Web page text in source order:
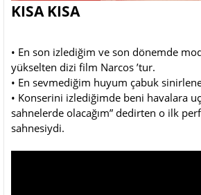
KISA KISA
• En son izlediğim ve son dönemde
yükselten dizi film Narcos ’tur.
• En sevmediğim huyum çabuk
• Konserini izlediğimde beni havalara
sahnelerde olacağım” dedirten o ilk
sahnesiydi.